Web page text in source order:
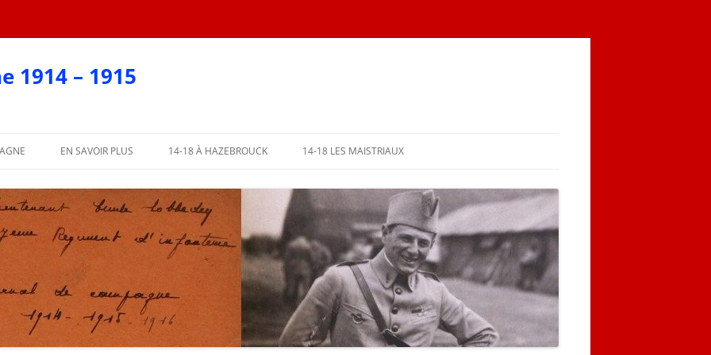
1914 – 1915
PARTIE
PARTIE
EN SAVOIR PLUS 14-18 À HAZEBROUCK
AFFICHES 2018
AFFICHES PAR COMMUNE
L’ABBÉ LEMIRE TÉMOIGNE
14-18 LES MAISTRIAUX